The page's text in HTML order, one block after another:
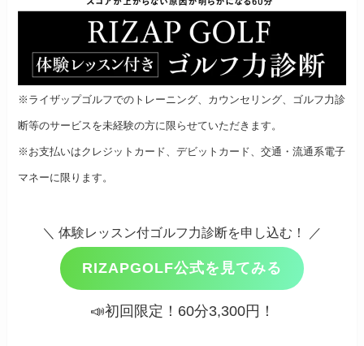
※ライザップゴルフでのトレーニング、カウンセリング、ゴルフ力診
断等のサービスを未経験の方に限らせていただきます。
※お支払いはクレジットカード、デビットカード、交通・流通系電子
マネーに限ります。
＼ 体験レッスン付ゴルフ力診断を申し込む！ ／
RIZAPGOLF公式を見てみる
📣初回限定！60分3,300円！